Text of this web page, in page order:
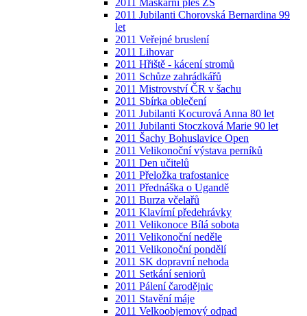
2011 Maškarní ples ZŠ
2011 Jubilanti Chorovská Bernardina 99
let
2011 Veřejné bruslení
2011 Lihovar
2011 Hřiště - kácení stromů
2011 Schůze zahrádkářů
2011 Mistrovství ČR v šachu
2011 Sbírka oblečení
2011 Jubilanti Kocurová Anna 80 let
2011 Jubilanti Stoczková Marie 90 let
2011 Šachy Bohuslavice Open
2011 Velikonoční výstava perníků
2011 Den učitelů
2011 Přeložka trafostanice
2011 Přednáška o Ugandě
2011 Burza včelařů
2011 Klavírní předehrávky
2011 Velikonoce Bílá sobota
2011 Velikonoční neděle
2011 Velikonoční pondělí
2011 SK dopravní nehoda
2011 Setkání seniorů
2011 Pálení čarodějnic
2011 Stavění máje
2011 Velkoobjemový odpad